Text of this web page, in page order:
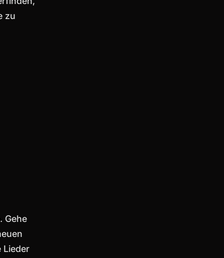
zu
Gehe
Lieder